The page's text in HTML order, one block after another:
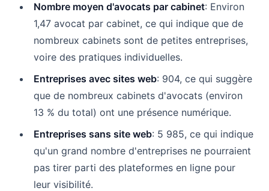
Nombre moyen d'avocats par cabinet: Environ
1,47 avocat par cabinet, ce qui indique que de
nombreux cabinets sont de petites entreprises,
voire des pratiques individuelles.
Entreprises avec sites web: 904, ce qui suggère
que de nombreux cabinets d'avocats (environ
13 % du total) ont une présence numérique.
Entreprises sans site web: 5 985, ce qui indique
qu'un grand nombre d'entreprises ne pourraient
pas tirer parti des plateformes en ligne pour
leur visibilité.